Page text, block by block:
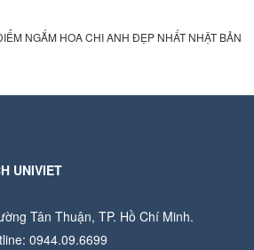
NGẮM HOA CHI ANH ĐẸP NHẤT NHẬT BẢN
UNIVIET
Tân Thuận, TP. Hồ Chí Minh.
0944.09.6699